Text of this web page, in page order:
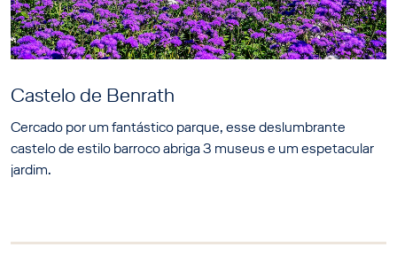
Castelo de Benrath
Cercado por um fantástico parque, esse deslumbrante
castelo de estilo barroco abriga 3 museus e um espetacular
jardim.